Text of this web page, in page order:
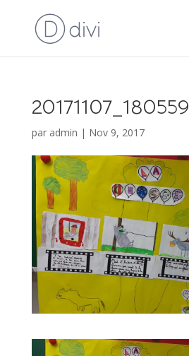
20171107_180559
par admin | Nov 9, 2017